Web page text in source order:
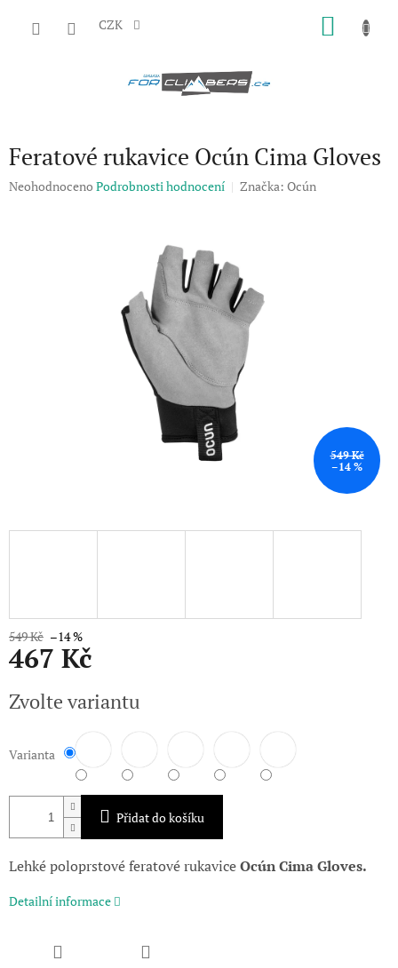
CZK
Feratové rukavice Ocún Cima Gloves
Průměrné
Neohodnoceno Podrobnosti hodnocení Značka: Ocún
549 Kč
–14 %
549 Kč –14 %
467 Kč
cena:
Zvolte variantu
Varianta
Přidat do košíku
Lehké poloprstové feratové rukaviceOcún Cima Gloves.
Detailní informace